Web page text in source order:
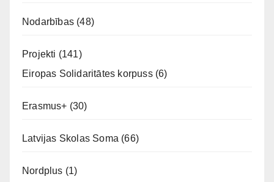
Nodarbības (48)
Projekti (141)
Eiropas Solidaritātes korpuss(6)
Erasmus+ (30)
Latvijas Skolas Soma (66)
Nordplus (1)